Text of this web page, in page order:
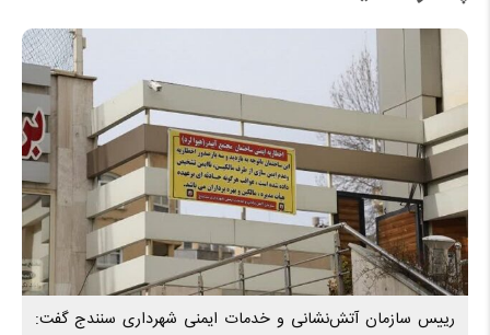
رییس سازمان آتش‌نشانی و خدمات ایمنی شهرداری سنندج گفت: